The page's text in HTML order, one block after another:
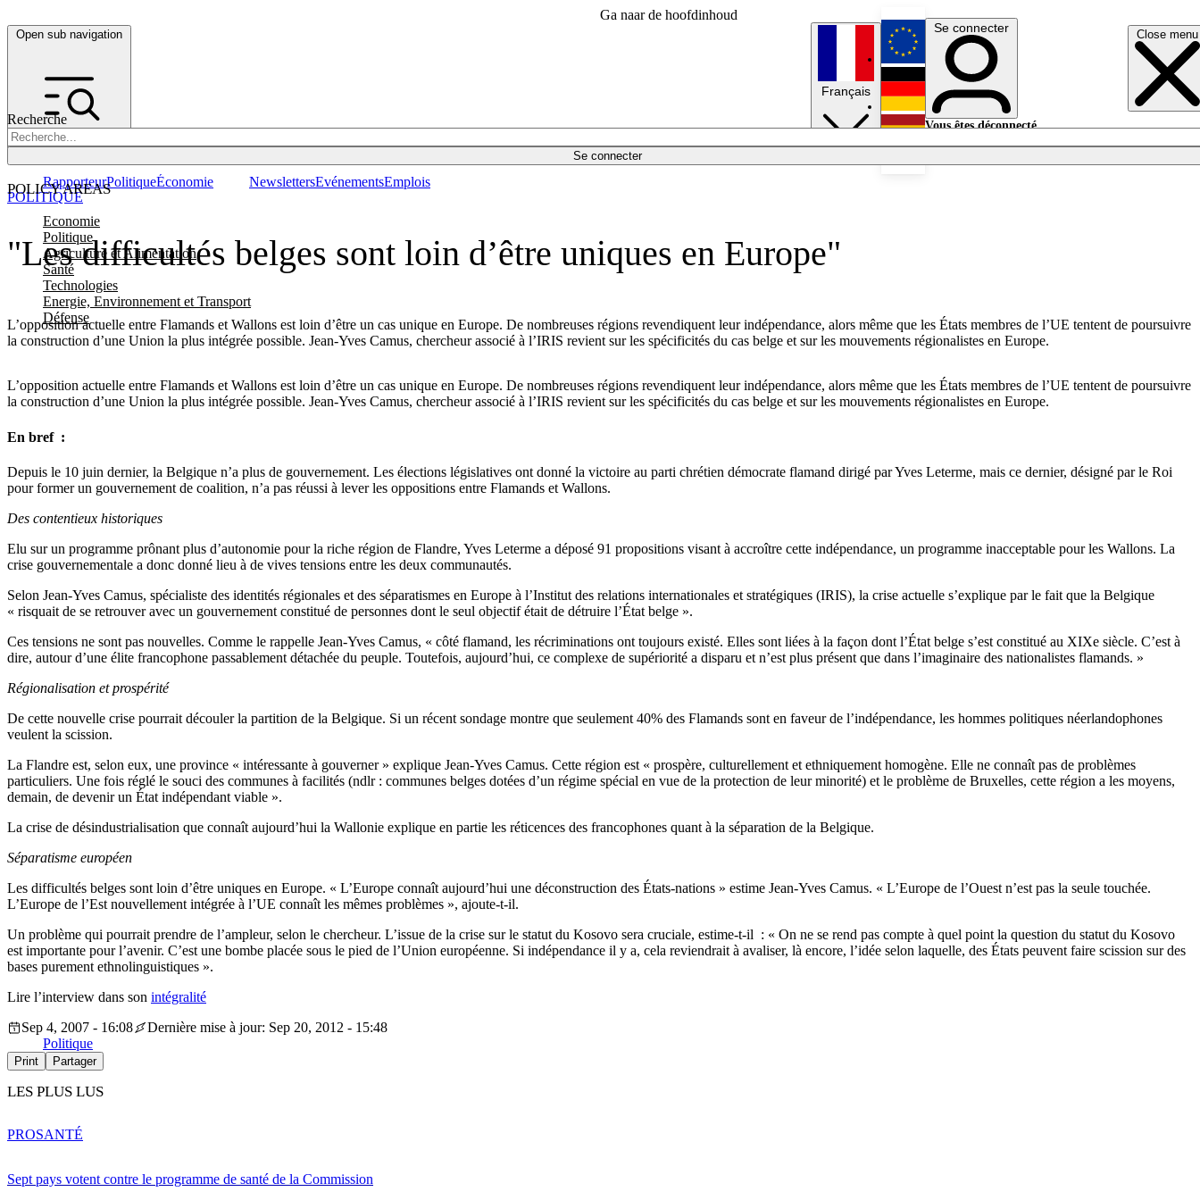
Ga naar de hoofdinhoud
Open sub navigation Close menu
Recherche
Se connecter
POLICY AREAS
Economie
Politique
Agriculture et Alimentation
Santé
Technologies
Energie, Environnement et Transport
Défense
RapporteurPolitiqueÉconomie NewslettersEvénementsEmplois
Français
English
Deutsch
Se connecter
Vous êtes déconnecté.
"Les difficultés belges sont loin d’être uniques en Europe"
L’opposition actuelle entre Flamands et Wallons est loin d’être un cas unique en Europe. De nombreuses régions revendiquent leur indépendance, alors même que les États membres de l’UE tentent de poursuivre
la construction d’une Union la plus intégrée possible. Jean-Yves Camus, chercheur associé à l’IRIS revient sur les spécificités du cas belge et sur les mouvements régionalistes en Europe.
POLITIQUE
L’opposition actuelle entre Flamands et Wallons est loin d’être un cas unique en Europe. De nombreuses régions revendiquent leur indépendance, alors même que les États membres de l’UE tentent de poursuivre
la construction d’une Union la plus intégrée possible. Jean-Yves Camus, chercheur associé à l’IRIS revient sur les spécificités du cas belge et sur les mouvements régionalistes en Europe.
En bref :
Depuis le 10 juin dernier, la Belgique n’a plus de gouvernement. Les élections législatives ont donné la victoire au parti chrétien démocrate flamand dirigé par Yves Leterme, mais ce dernier, désigné par le Roi
pour former un gouvernement de coalition, n’a pas réussi à lever les oppositions entre Flamands et Wallons.
Des contentieux historiques
Elu sur un programme prônant plus d’autonomie pour la riche région de Flandre, Yves Leterme a déposé 91 propositions visant à accroître cette indépendance, un programme inacceptable pour les Wallons. La
crise gouvernementale a donc donné lieu à de vives tensions entre les deux communautés.
Selon Jean-Yves Camus, spécialiste des identités régionales et des séparatismes en Europe à l’Institut des relations internationales et stratégiques (IRIS), la crise actuelle s’explique par le fait que la Belgique
« risquait de se retrouver avec un gouvernement constitué de personnes dont le seul objectif était de détruire l’État belge ».
Ces tensions ne sont pas nouvelles. Comme le rappelle Jean-Yves Camus, « côté flamand, les récriminations ont toujours existé. Elles sont liées à la façon dont l’État belge s’est constitué au XIXe siècle. C’est à
dire, autour d’une élite francophone passablement détachée du peuple. Toutefois, aujourd’hui, ce complexe de supériorité a disparu et n’est plus présent que dans l’imaginaire des nationalistes flamands. »
Régionalisation et prospérité
De cette nouvelle crise pourrait découler la partition de la Belgique. Si un récent sondage montre que seulement 40% des Flamands sont en faveur de l’indépendance, les hommes politiques néerlandophones
veulent la scission.
La Flandre est, selon eux, une province « intéressante à gouverner » explique Jean-Yves Camus. Cette région est « prospère, culturellement et ethniquement homogène. Elle ne connaît pas de problèmes
particuliers. Une fois réglé le souci des communes à facilités (ndlr : communes belges dotées d’un régime spécial en vue de la protection de leur minorité) et le problème de Bruxelles, cette région a les moyens,
demain, de devenir un État indépendant viable ».
La crise de désindustrialisation que connaît aujourd’hui la Wallonie explique en partie les réticences des francophones quant à la séparation de la Belgique.
Séparatisme européen
Les difficultés belges sont loin d’être uniques en Europe. « L’Europe connaît aujourd’hui une déconstruction des États-nations » estime Jean-Yves Camus. « L’Europe de l’Ouest n’est pas la seule touchée.
L’Europe de l’Est nouvellement intégrée à l’UE connaît les mêmes problèmes », ajoute-t-il.
Un problème qui pourrait prendre de l’ampleur, selon le chercheur. L’issue de la crise sur le statut du Kosovo sera cruciale, estime-t-il : « On ne se rend pas compte à quel point la question du statut du Kosovo
est importante pour l’avenir. C’est une bombe placée sous le pied de l’Union européenne. Si indépendance il y a, cela reviendrait à avaliser, là encore, l’idée selon laquelle, des États peuvent faire scission sur des
bases purement ethnolinguistiques ».
Lire l’interview dans son intégralité
Sep 4, 2007 - 16:08
Dernière mise à jour: Sep 20, 2012 - 15:48
Politique
Print Partager
LES PLUS LUS
Sept pays votent contre le programme de santé de la Commission
PROSANTÉ